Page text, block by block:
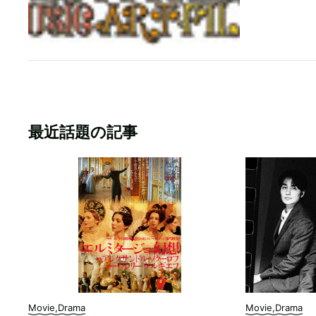
最近話題の記事
Movie,Drama Movie,Drama